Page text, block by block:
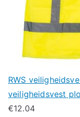
RWS
veiligheidsvest
€12.04